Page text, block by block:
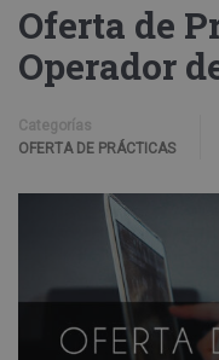
Oferta de
Operador
Categorías
OFERTA DE PRÁCTICAS